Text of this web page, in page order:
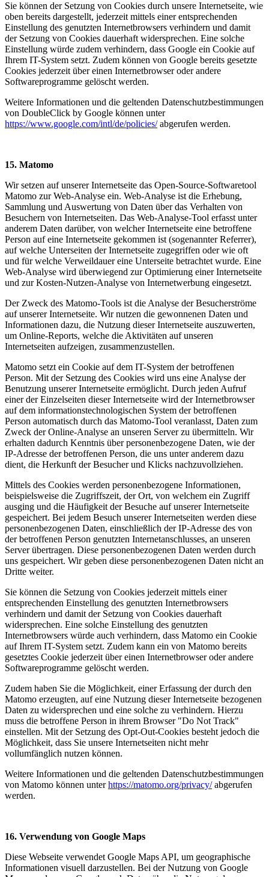
Sie können der Setzung von Cookies durch unsere Internetseite, wie
oben bereits dargestellt, jederzeit mittels einer entsprechenden
Einstellung des genutzten Internetbrowsers verhindern und damit
der Setzung von Cookies dauerhaft widersprechen. Eine solche
Einstellung würde zudem verhindern, dass Google ein Cookie auf
Ihrem IT-System setzt. Zudem können von Google bereits gesetzte
Cookies jederzeit über einen Internetbrowser oder andere
Softwareprogramme gelöscht werden.
Weitere Informationen und die geltenden Datenschutzbestimmungen
von DoubleClick by Google können unter
https://www.google.com/intl/de/policies/abgerufen werden.
15. Matomo
Wir setzen auf unserer Internetseite das Open-Source-Softwaretool
Matomo zur Web-Analyse ein. Web-Analyse ist die Erhebung,
Sammlung und Auswertung von Daten über das Verhalten von
Besuchern von Internetseiten. Das Web-Analyse-Tool erfasst unter
anderem Daten darüber, von welcher Internetseite eine betroffene
Person auf eine Internetseite gekommen ist (sogenannter Referrer),
auf welche Unterseiten der Internetseite zugegriffen oder wie oft
und für welche Verweildauer eine Unterseite betrachtet wurde. Eine
Web-Analyse wird überwiegend zur Optimierung einer Internetseite
und zur Kosten-Nutzen-Analyse von Internetwerbung eingesetzt.
Der Zweck des Matomo-Tools ist die Analyse der Besucherströme
auf unserer Internetseite. Wir nutzen die gewonnenen Daten und
Informationen dazu, die Nutzung dieser Internetseite auszuwerten,
um Online-Reports, welche die Aktivitäten auf unseren
Internetseiten aufzeigen, zusammenzustellen.
Matomo setzt ein Cookie auf dem IT-System der betroffenen
Person. Mit der Setzung des Cookies wird uns eine Analyse der
Benutzung unserer Internetseite ermöglicht. Durch jeden Aufruf
einer der Einzelseiten dieser Internetseite wird der Internetbrowser
auf dem informationstechnologischen System der betroffenen
Person automatisch durch das Matomo-Tool veranlasst, Daten zum
Zweck der Online-Analyse an unseren Server zu übermitteln. Wir
erhalten dadurch Kenntnis über personenbezogene Daten, wie der
IP-Adresse der betroffenen Person, die uns unter anderem dazu
dient, die Herkunft der Besucher und Klicks nachzuvollziehen.
Mittels des Cookies werden personenbezogene Informationen,
beispielsweise die Zugriffszeit, der Ort, von welchem ein Zugriff
ausging und die Häufigkeit der Besuche auf unserer Internetseite
gespeichert. Bei jedem Besuch unserer Internetseiten werden diese
personenbezogenen Daten, einschließlich der IP-Adresse des von
der betroffenen Person genutzten Internetanschlusses, an unseren
Server übertragen. Diese personenbezogenen Daten werden durch
uns gespeichert. Wir geben diese personenbezogenen Daten nicht an
Dritte weiter.
Sie können die Setzung von Cookies jederzeit mittels einer
entsprechenden Einstellung des genutzten Internetbrowsers
verhindern und damit der Setzung von Cookies dauerhaft
widersprechen. Eine solche Einstellung des genutzten
Internetbrowsers würde auch verhindern, dass Matomo ein Cookie
auf Ihrem IT-System setzt. Zudem kann ein von Matomo bereits
gesetztes Cookie jederzeit über einen Internetbrowser oder andere
Softwareprogramme gelöscht werden.
Zudem haben Sie die Möglichkeit, einer Erfassung der durch den
Matomo erzeugten, auf eine Nutzung dieser Internetseite bezogenen
Daten zu widersprechen und eine solche zu verhindern. Hierzu
muss die betroffene Person in ihrem Browser "Do Not Track"
einstellen. Mit der Setzung des Opt-Out-Cookies besteht jedoch die
Möglichkeit, dass Sie unsere Internetseiten nicht mehr
vollumfänglich nutzen können.
Weitere Informationen und die geltenden Datenschutzbestimmungen
von Matomo können unterhttps://matomo.org/privacy/abgerufen
werden.
16. Verwendung von Google Maps
Diese Webseite verwendet Google Maps API, um geographische
Informationen visuell darzustellen. Bei der Nutzung von Google